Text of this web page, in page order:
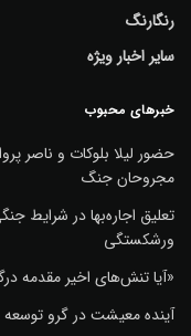
رنگارنگ
سایر اخبار ویژه
خبرهای محبوب
حضور لیلا بلوکات و ناصر
مجروحان جنگ
تعلیق اجاره‌بها در شرایط
ورشکستگی
«آیا تنش‌های اخیر مقدمه
آینده معیشت در گرو